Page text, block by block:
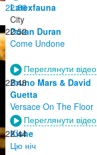
22:56
Latexfauna
City
22:52
Duran Duran
Come Undone
Переглянути відео
22:48
Bruno Mars & David
Guetta
Versace On The Floor
Переглянути відео
22:44
Kishe
Цю ніч